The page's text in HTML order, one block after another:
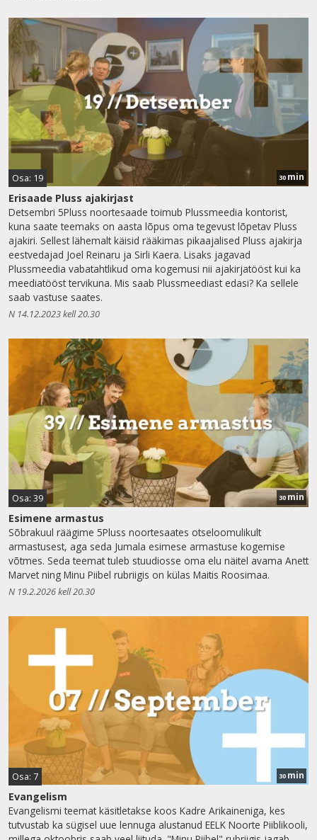
Osa: 19 30 min
Erisaade Pluss ajakirjast
Detsembri 5Pluss noortesaade toimub Plussmeedia kontorist,
kuna saate teemaks on aasta lõpus oma tegevust lõpetav Pluss
ajakiri. Sellest lähemalt käisid rääkimas pikaajalised Pluss ajakirja
eestvedajad Joel Reinaru ja Sirli Kaera. Lisaks jagavad
Plussmeedia vabatahtlikud oma kogemusi nii ajakirjatööst kui ka
meediatööst tervikuna. Mis saab Plussmeediast edasi? Ka sellele
saab vastuse saates.
N 14.12.2023 kell 20.30
Osa: 39 30min
Esimene armastus
Sõbrakuul räägime 5Pluss noortesaates otseloomulikult
armastusest, aga seda Jumala esimese armastuse kogemise
võtmes. Seda teemat tuleb stuudiosse oma elu näitel avama Anett
Marvet ning Minu Piibel rubriigis on külas Maitis Roosimaa.
N 19.2.2026 kell 20.30
Osa: 7 30 min
Evangelism
Evangelismi teemat käsitletakse koos Kadre Arikaineniga, kes
tutvustab ka sügisel uue lennuga alustanud EELK Noorte Piiblikooli,